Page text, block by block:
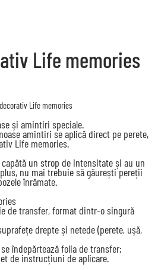
Life memories
Life memories
și amintiri speciale.
amintiri se aplică direct pe perete,
Life memories.
un strop de intensitate și au un
nu mai trebuie să găurești pereții
înrămate.
de transfer, format dintr-o singură
drepte și netede (perete, ușă,
îndepărtează folia de transfer;
de instrucțiuni de aplicare.